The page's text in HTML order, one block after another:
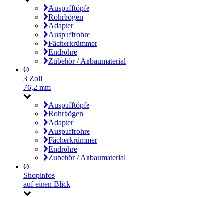
Auspufftöpfe
Rohrbögen
Adapter
Auspuffrohre
Fächerkrümmer
Endrohre
Zubehör / Anbaumaterial
Ø
3 Zoll
76,2 mm
Auspufftöpfe
Rohrbögen
Adapter
Auspuffrohre
Fächerkrümmer
Endrohre
Zubehör / Anbaumaterial
Ø
Shopinfos
auf einen Blick